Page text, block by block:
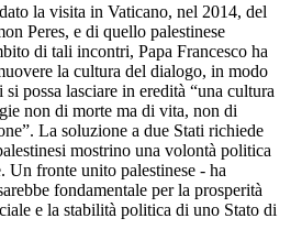
la visita in Vaticano, nel 2014, del
Peres, e di quello palestinese
di tali incontri, Papa Francesco ha
la cultura del dialogo, in modo
possa lasciare in eredità “una cultura
non di morte ma di vita, non di
La soluzione a due Stati richiede
mostrino una volontà politica
Un fronte unito palestinese - ha
fondamentale per la prosperità
e la stabilità politica di uno Stato di